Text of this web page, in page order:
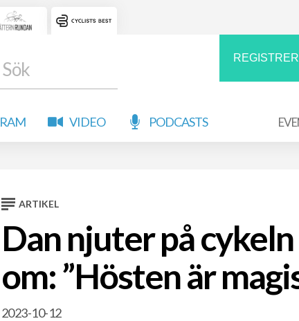
Sök
VIDEO PODCASTS
ARTIKEL
Dan njuter på
om: ”Hösten är
2023-10-12